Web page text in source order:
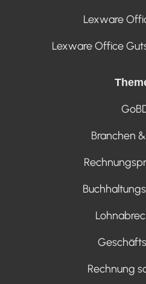
Lexware
Lexware Office
Branchen
Rechnung